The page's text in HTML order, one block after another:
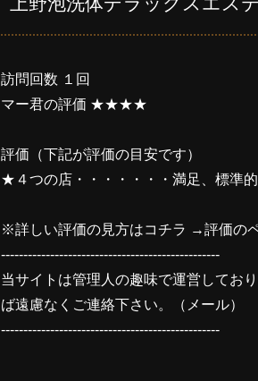
訪問回数 １回
マー君の評価 ★★★★
評価（下記が評価の目安です）
★４つの店・・・・・・・満足、標準的
※詳しい評価の見方はコチラ →評価の
-------------------------------------------------
当サイトは管理人の趣味で運営してお
ば遠慮なくご連絡下さい。（ メール）
-------------------------------------------------